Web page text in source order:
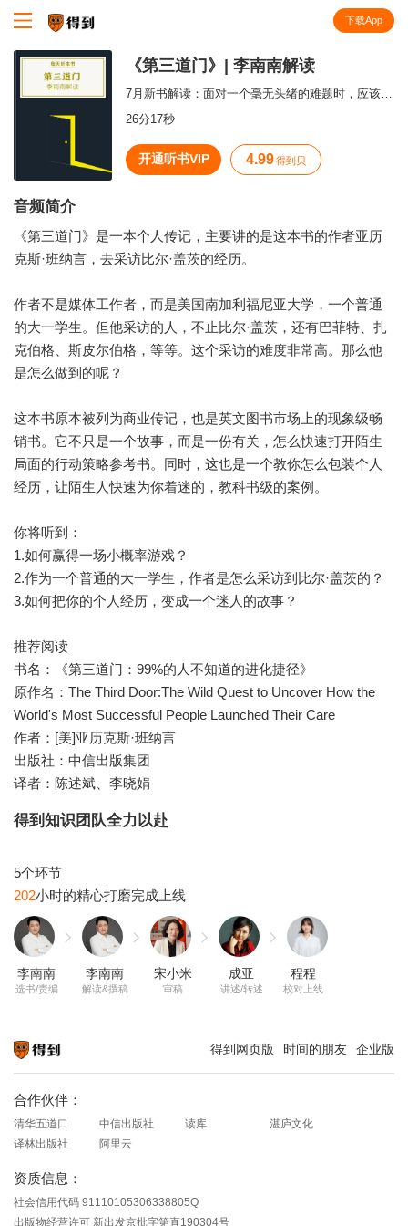
下载App
《第三道门》| 李南南解读
7月新书解读：面对一个毫无头绪的难题时，应该怎么快速打开局面？
26分17秒
开通听书VIP 4.99 得到贝
音频简介
《第三道门》是一本个人传记，主要讲的是这本书的作者亚历
克斯·班纳言，去采访比尔·盖茨的经历。
作者不是媒体工作者，而是美国南加利福尼亚大学，一个普通
的大一学生。但他采访的人，不止比尔·盖茨，还有巴菲特、扎
克伯格、斯皮尔伯格，等等。这个采访的难度非常高。那么他
是怎么做到的呢？
这本书原本被列为商业传记，也是英文图书市场上的现象级畅
销书。它不只是一个故事，而是一份有关，怎么快速打开陌生
局面的行动策略参考书。同时，这也是一个教你怎么包装个人
经历，让陌生人快速为你着迷的，教科书级的案例。
你将听到：
1.如何赢得一场小概率游戏？
2.作为一个普通的大一学生，作者是怎么采访到比尔·盖茨的？
3.如何把你的个人经历，变成一个迷人的故事？
推荐阅读
书名：《第三道门：99%的人不知道的进化捷径》
原作名：The Third Door:The Wild Quest to Uncover How the
World's Most Successful People Launched Their Care
作者：[美]亚历克斯·班纳言
出版社：中信出版集团
译者：陈述斌、李晓娟
得到知识团队全力以赴
202
李南南
选书/责编
李南南
解读&撰稿
宋小米
审稿
成亚
讲述/转述
程程
校对上线
得到网页版 时间的朋友 企业版
合作伙伴：
清华五道口 中信出版社 读库
湛庐文化
译林出版社
阿里云
资质信息：
社会信用代码 91110105306338805Q
出版物经营许可 新出发京批字第直190304号